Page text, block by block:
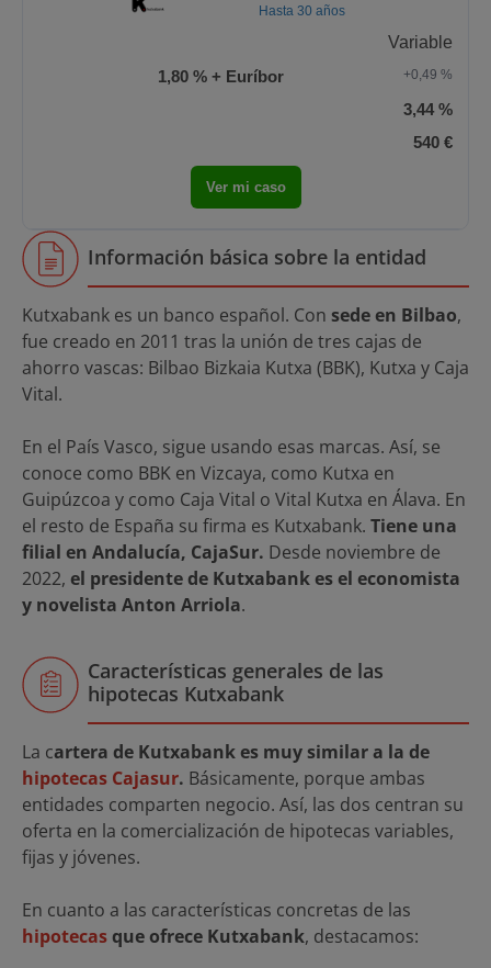
Hasta 30 años
Variable
1,80 % + Euríbor
+0,49 %
3,44 %
540 €
Ver mi caso
Información básica sobre la entidad
Kutxabank es un banco español. Con sede en Bilbao,
fue creado en 2011 tras la unión de tres cajas de
ahorro vascas: Bilbao Bizkaia Kutxa (BBK), Kutxa y Caja
Vital.
En el País Vasco, sigue usando esas marcas. Así, se
conoce como BBK en Vizcaya, como Kutxa en
Guipúzcoa y como Caja Vital o Vital Kutxa en Álava. En
el resto de España su firma es Kutxabank. Tiene una
filial en Andalucía, CajaSur. Desde noviembre de
2022, el presidente de Kutxabank es el economista
y novelista Anton Arriola.
Características generales de las
hipotecas Kutxabank
La cartera de Kutxabank es muy similar a la de
hipotecas Cajasur. Básicamente, porque ambas
entidades comparten negocio. Así, las dos centran su
oferta en la comercialización de hipotecas variables,
fijas y jóvenes.
En cuanto a las características concretas de las
hipotecasque ofrece Kutxabank, destacamos: